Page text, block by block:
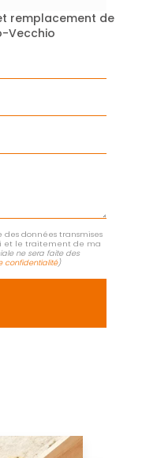
remplacement de
Vecchio
des données transmises
et le traitement de ma
ne sera faite des
confidentialité)